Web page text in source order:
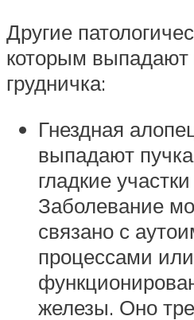
Другие
которым выпадают
грудничка:
Гнездная
выпадают
гладкие
Заболевание
связано с
процессами
железы. Оно